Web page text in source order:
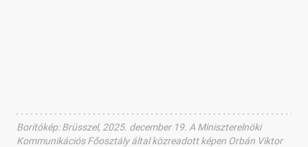
Borítókép:Brüsszel, 2025. december 19. A Miniszterelnöki
Kommunikációs Főosztály által közreadott képen Orbán Viktor